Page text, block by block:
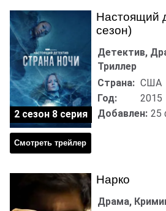
Настоящий
сезон)
Смотреть трейлер
Детектив,
Триллер
Страна: США
Год:
2015
Добавлен: 25
2 сезон 8 серия
Нарко
Драма,